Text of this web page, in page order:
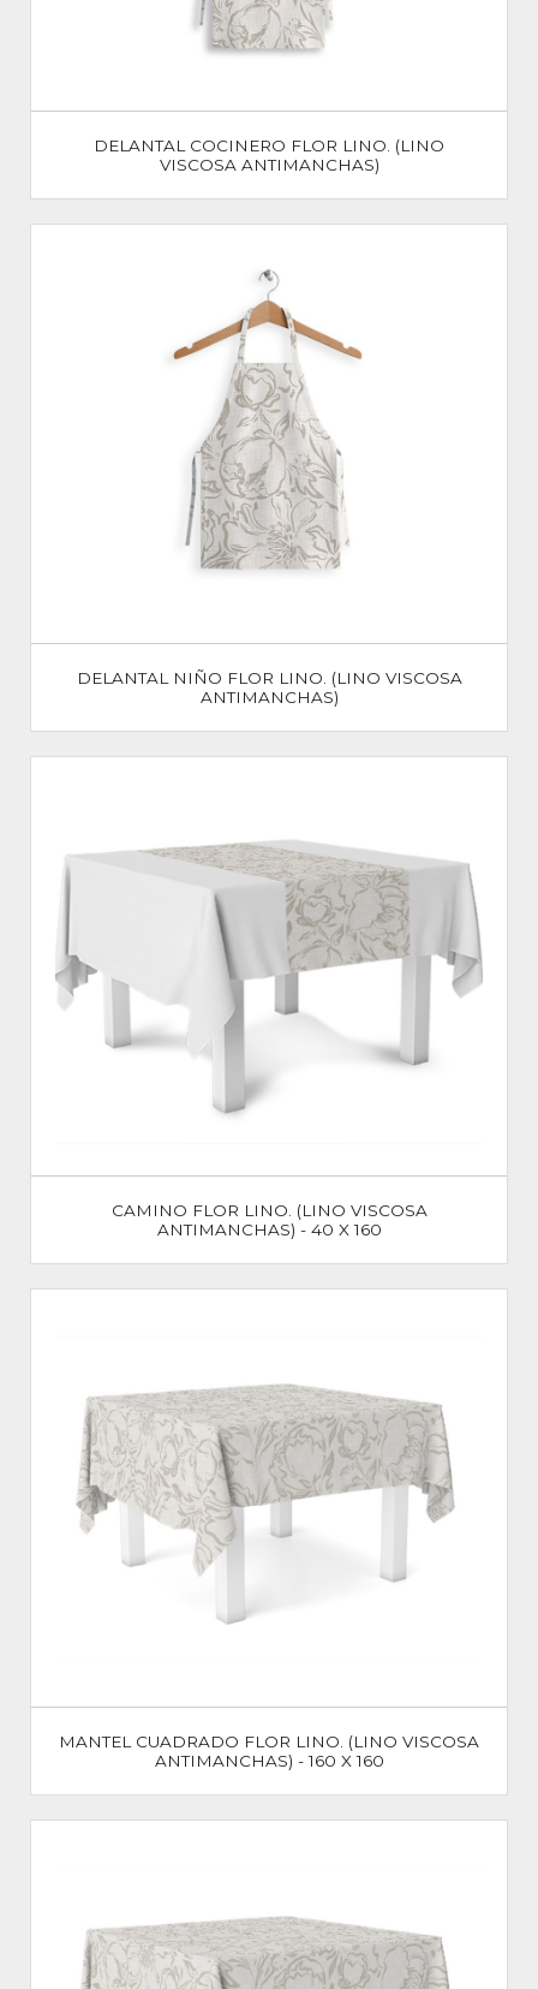
DELANTAL COCINERO FLOR LINO. (LINO
VISCOSA ANTIMANCHAS)
DELANTAL NIÑO FLOR LINO. (LINO VISCOSA
ANTIMANCHAS)
CAMINO FLOR LINO. (LINO VISCOSA
ANTIMANCHAS) - 40 X 160
MANTEL CUADRADO FLOR LINO. (LINO VISCOSA
ANTIMANCHAS) - 160 X 160